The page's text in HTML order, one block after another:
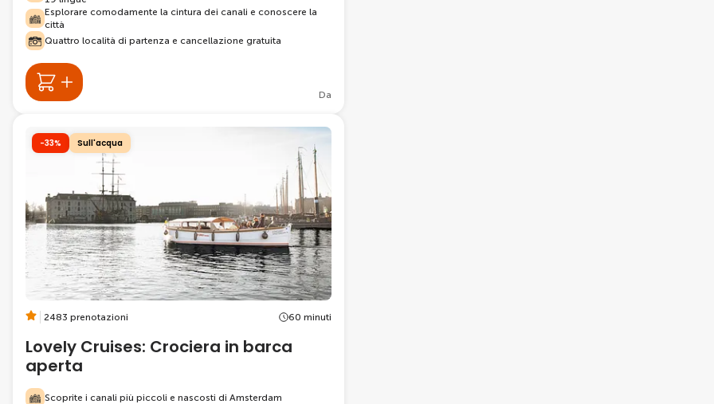
Esplorare comodamente la cintura dei canali e conoscere la
città
Quattro località di partenza e cancellazione gratuita
Da
-33% Sull'acqua
2483 prenotazioni 60 minuti
Lovely Cruises: Crociera in barca
aperta
Scoprite i canali più piccoli e nascosti di Amsterdam